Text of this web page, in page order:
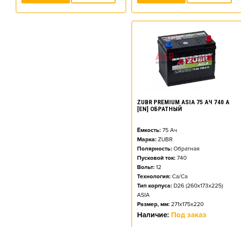
ZUBR PREMIUM ASIA 75 АЧ 740 А
[EN] ОБРАТНЫЙ
Ёмкость: 75 Ач
Марка: ZUBR
Полярность: Обратная
Пусковой ток: 740
Вольт: 12
Технология: Ca/Ca
Тип корпуса: D26 (260x173x225)
ASIA
Размер, мм: 271x175x220
Наличие: Под заказ